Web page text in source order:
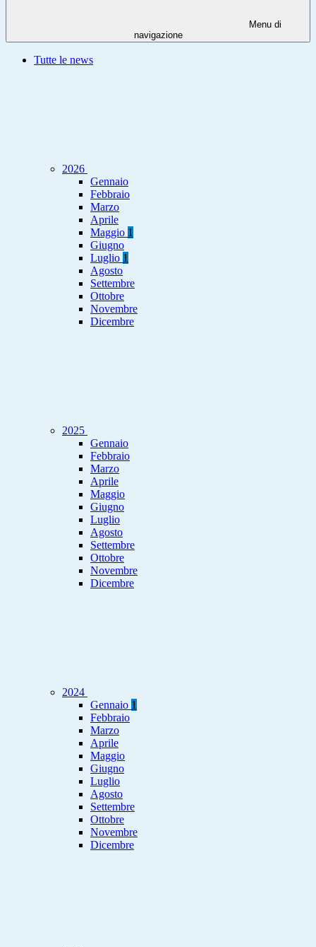
Menu di
navigazione
Tutte le news
2026
Gennaio
Febbraio
Marzo
Aprile
Maggio 1
Giugno
Luglio 1
Agosto
Settembre
Ottobre
Novembre
Dicembre
2025
Gennaio
Febbraio
Marzo
Aprile
Maggio
Giugno
Luglio
Agosto
Settembre
Ottobre
Novembre
Dicembre
2024
Gennaio 1
Febbraio
Marzo
Aprile
Maggio
Giugno
Luglio
Agosto
Settembre
Ottobre
Novembre
Dicembre